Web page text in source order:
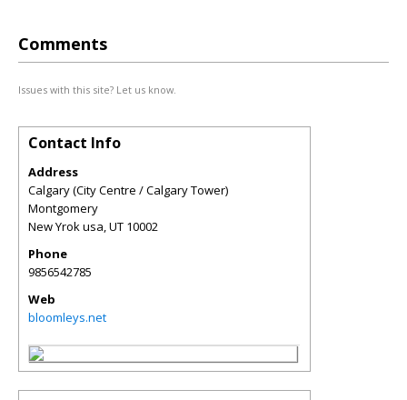
Comments
Issues with this site? Let us know.
Contact Info
Address
Calgary (City Centre / Calgary Tower)
Montgomery
New Yrok usa,UT 10002
Phone
9856542785
Web
bloomleys.net